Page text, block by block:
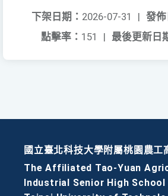
發佈
下架日期： 2026-07-31
|
最後更新日
點擊率： 151 |
國立臺北科技大學附屬桃園農工
The Affiliated Tao-Yuan
Industrial Senior High